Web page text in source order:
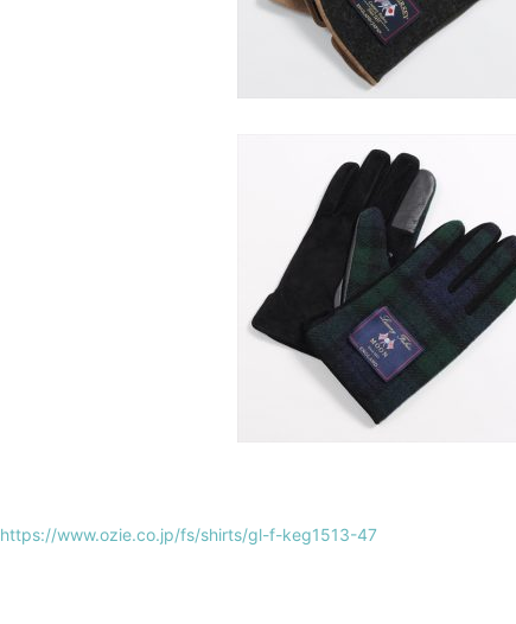
https://www.ozie.co.jp/fs/shirts/gl-f-keg1513-47